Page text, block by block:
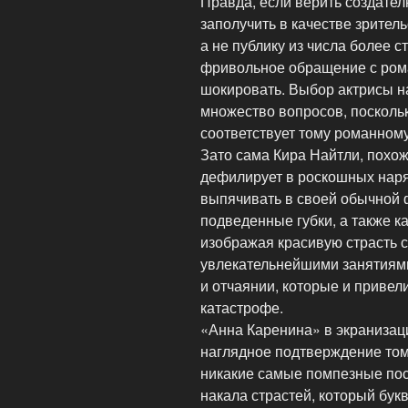
заполучить в качестве
а не публику из числа более
фривольное обращение с
шокировать. Выбор актрисы
множество вопросов,
соответствует тому
Зато сама Кира Найтли,
дефилирует в роскошных
выпячивать в своей
подведенные губки, а также
изображая красивую страсть
увлекательнейшими
и отчаянии, которые и
катастрофе.
«Анна Каренина» в
наглядное подтверждение
никакие самые помпезные
накала страстей, который